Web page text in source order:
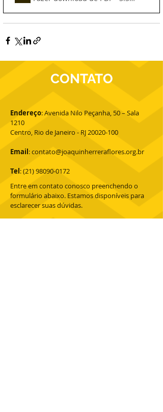
CONTATO
Endereço: Avenida Nilo Peçanha, 50 – Sala
1210
Centro, Rio de Janeiro - RJ 20020-100
Email:contato@joaquinherreraflores.org.br
Tel:(21) 98090-0172
Entre em contato conosco preenchendo o
formulário abaixo. Estamos disponíveis para
esclarecer suas dúvidas.